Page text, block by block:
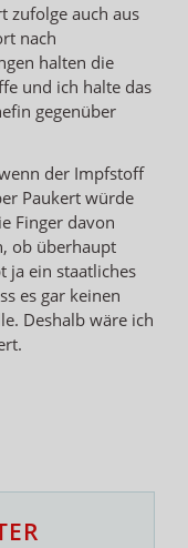
zufolge auch aus
nach
halten die
und ich halte das
gegenüber
der Impfstoff
Paukert würde
Finger davon
ob überhaupt
ja ein staatliches
es gar keinen
Deshalb wäre ich